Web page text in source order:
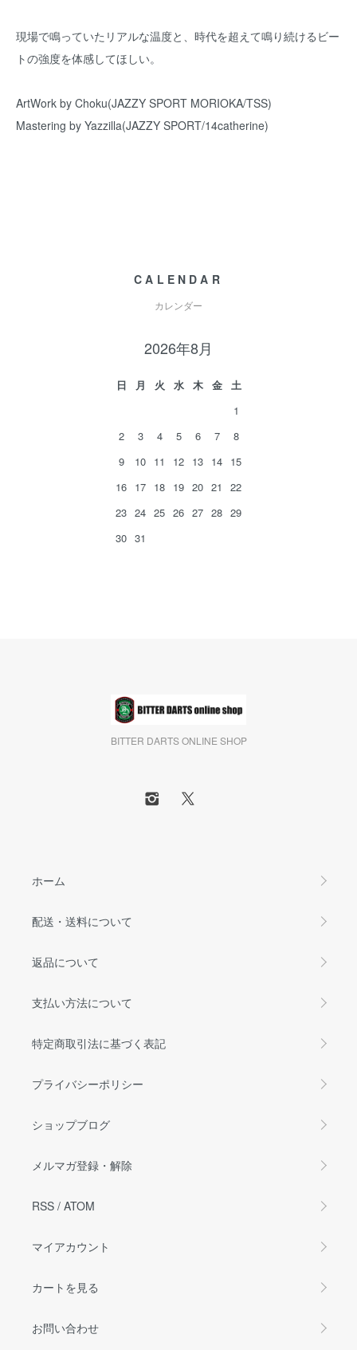
現場で鳴っていたリアルな温度と、時代を超えて鳴り続けるビー
トの強度を体感してほしい。
ArtWork by Choku(JAZZY SPORT MORIOKA/TSS)
Mastering by Yazzilla(JAZZY SPORT/14catherine)
CALENDAR
カレンダー
2026年8月
日 月 火 水 木 金
土
1
2
3 4 5 6 7
8
9
10 11 12 13 14 15
16 17 18 19 20 21
22
23 24 25 26 27 28 29
30 31
BITTER DARTS ONLINE SHOP
ホーム
配送・送料について
返品について
支払い方法について
特定商取引法に基づく表記
プライバシーポリシー
ショップブログ
メルマガ登録・解除
RSS / ATOM
マイアカウント
カートを見る
お問い合わせ